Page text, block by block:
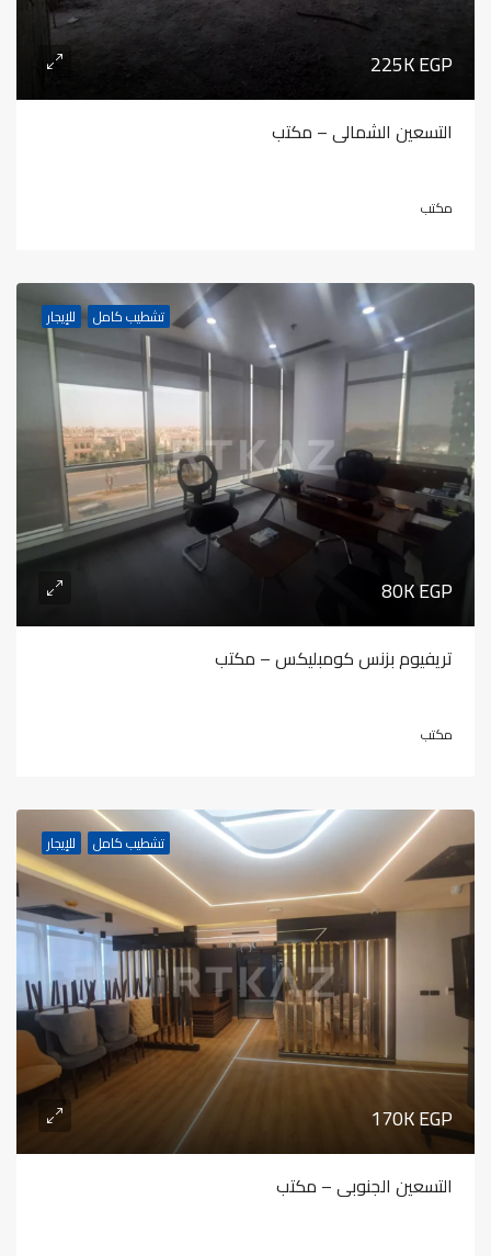
225K EGP
التسعين الشمالى – مكتب
مكتب
تشطيب كامل للإيجار
80K EGP
تريفيوم بزنس كومبليكس – مكتب
مكتب
تشطيب كامل للإيجار
170K EGP
التسعين الجنوبى – مكتب